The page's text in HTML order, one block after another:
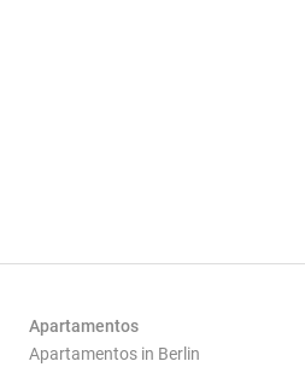
Apartamentos
Apartamentos in Berlin